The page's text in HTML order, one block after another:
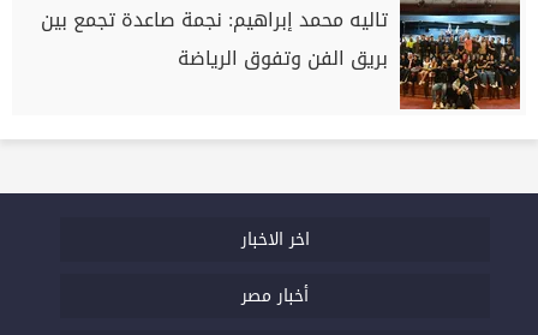
تاليه محمد إبراهيم: نجمة صاعدة تجمع بين
بريق الفن وتفوق الرياضة
اخر الاخبار
أخبار مصر